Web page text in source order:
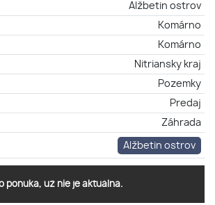
Alžbetin ostrov
Komárno
Komárno
Nitriansky kraj
Pozemky
Predaj
Záhrada
Alžbetin ostrov
ponuka, už nie je aktuálna.